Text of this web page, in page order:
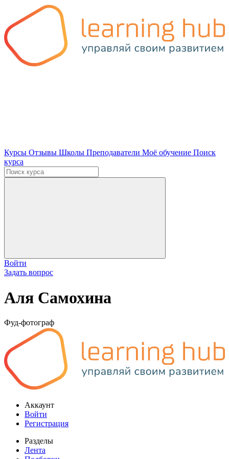
Курсы Отзывы Школы Преподаватели Моё обучение Поиск
курса
Войти
Задать вопрос
Аля Самохина
Фуд-фотограф
Аккаунт
Войти
Регистрация
Разделы
Лента